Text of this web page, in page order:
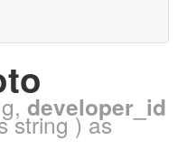
developer_id
string ) as